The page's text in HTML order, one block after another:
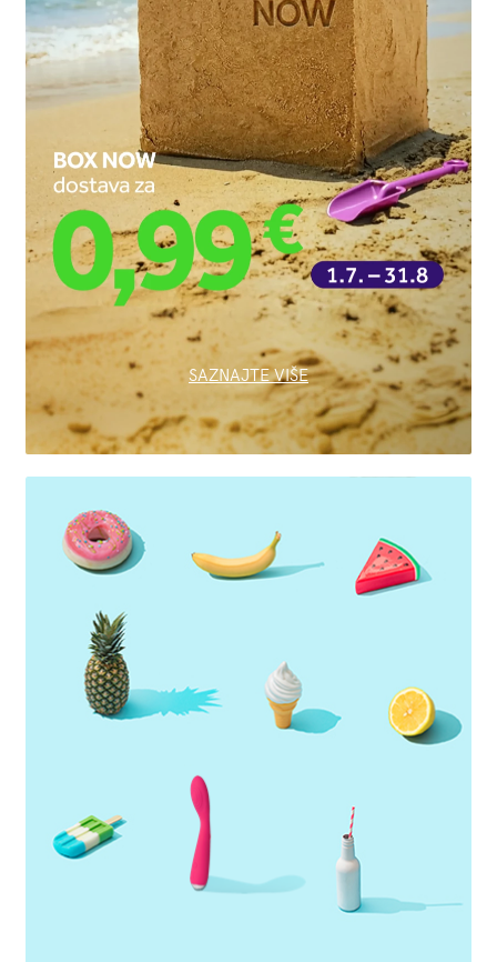
SAZNAJTE VIŠE